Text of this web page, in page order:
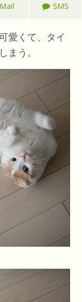
Mail SMS
愛くて、タイ
まう。